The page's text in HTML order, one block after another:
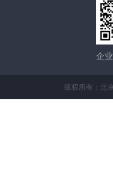
企
版权所有：北